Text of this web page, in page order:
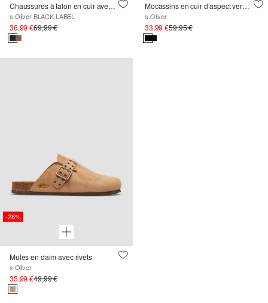
Chaussures à talon en cuir avec détail décoratif
s.Oliver BLACK LABEL
36,99 €69,99 €
Mocassins en cuir d’aspect verni à détail bijou
s.Oliver
33,99 €59,95 €
-28%
Mules en daim avec rivets
s.Oliver
35,99 €49,99 €